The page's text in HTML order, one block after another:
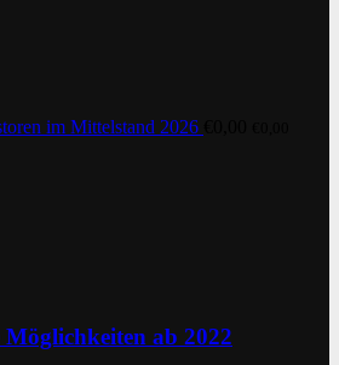
im Mittelstand 2026
ab 2022